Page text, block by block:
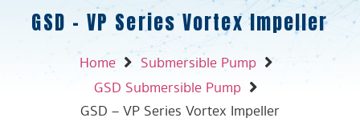
GSD – VP Series Vortex Impeller
Home
Submersible Pump
GSD Submersible Pump
GSD – VP Series Vortex Impeller